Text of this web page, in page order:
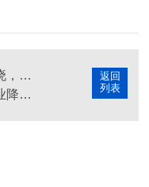
返回
列表
工业省电空调排行榜揭晓，星科以高效节能领跑行业
蒸发冷省电空调赋能工业降温系统，节能高效稳控温